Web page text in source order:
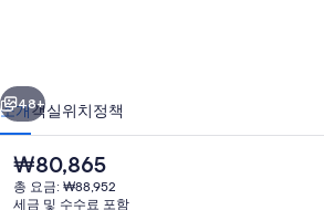
사
진
갤
다음
48+
소개객실위치정책
현
재
가
₩80,865
총 요금: ₩88,952
세금 및 수수료 포함